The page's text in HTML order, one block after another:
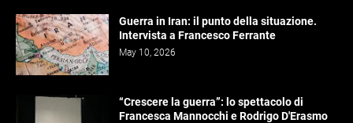
Guerra in Iran: il punto della situazione.
Intervista a Francesco Ferrante
May 10, 2026
“Crescere la guerra”: lo spettacolo di
Francesca Mannocchi e Rodrigo D'Erasmo